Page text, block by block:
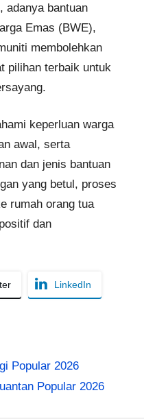
adanya bantuan
Emas (BWE),
membolehkan
pilihan terbaik untuk
keperluan warga
awal, serta
dan jenis bantuan
yang betul, proses
rumah orang tua
dan
LinkedIn
Popular 2026
Popular 2026